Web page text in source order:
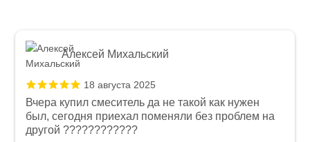
Алексей Михальский
18 августа 2025
Вчера купил смеситель да не такой как нужен
был, сегодня приехал поменяли без проблем на
другой ????????????